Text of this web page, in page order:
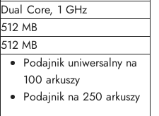
Dual Core, 1 GHz
512 MB
512 MB
Podajnik uniwersalny na
100 arkuszy
Podajnik na 250 arkuszy